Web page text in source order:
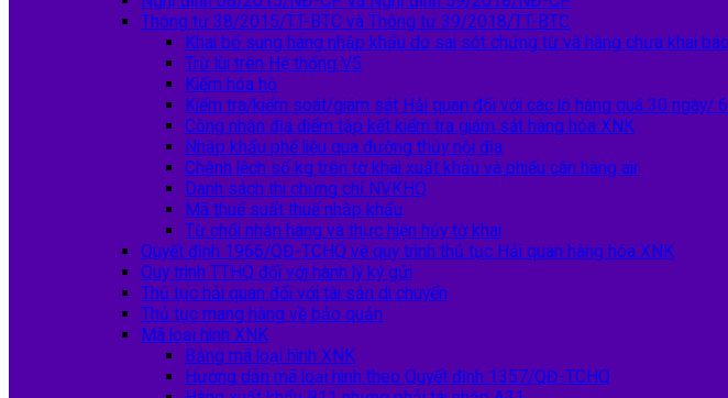
Thông tư 38/2015/TT-BTC và Thông tư 39/2018/TT-BTC
Khai bổ sung hàng nhập khẩu do sai sót chứng từ và hàng chưa khai báo
Trừ lùi trên Hệ thống V5
Kiểm hóa hộ
Kiểm tra/kiểm soát/giám sát Hải quan đối với các lô hàng quá 30 ngày/
Công nhận địa điểm tập kết kiểm tra giám sát hàng hóa XNK
Nhập khẩu phế liệu qua đường thủy nội địa
Chênh lệch số kg trên tờ khai xuất khẩu và phiếu cân hàng air
Danh sách thi chứng chỉ NVKHQ
Mã thuế suất thuế nhập khẩu
Từ chối nhận hàng và thực hiện hủy tờ khai
Quyết định 1966/QĐ-TCHQ về quy trình thủ tục Hải quan hàng hóa XNK
Quy trình TTHQ đối với hành lý ký gửi
Thủ tục hải quan đối với tài sản di chuyển
Thủ tục mang hàng về bảo quản
Mã loại hình XNK
Bảng mã loại hình XNK
Hướng dẫn mã loại hình theo Quyết định 1357/QĐ-TCHQ